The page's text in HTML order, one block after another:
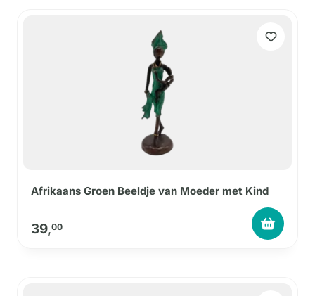
Afrikaans Groen Beeldje van Moeder met Kind
39,00